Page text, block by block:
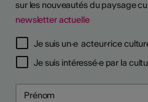
D'ARTISTES
sur les nouveautés du paysage
newsletter actuelle
Je suis un·e acteur·rice
Je suis intéressé·e par la